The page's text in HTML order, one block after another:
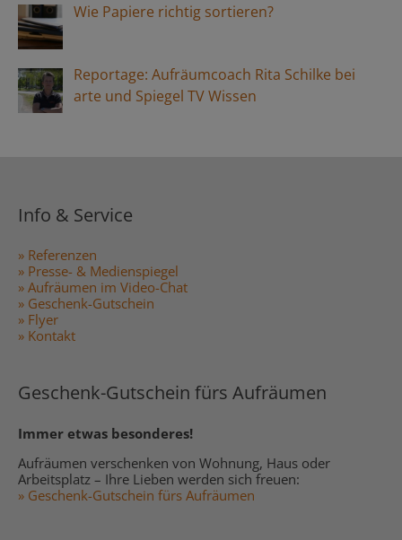
Wie Papiere richtig sortieren?
Reportage: Aufräumcoach Rita Schilke bei
arte und Spiegel TV Wissen
Info & Service
» Referenzen
» Presse- & Medienspiegel
» Aufräumen im Video-Chat
» Geschenk-Gutschein
» Flyer
» Kontakt
Geschenk-Gutschein fürs Aufräumen
Immer etwas besonderes!
Aufräumen verschenken von Wohnung, Haus oder
Arbeitsplatz – Ihre Lieben werden sich freuen:
» Geschenk-Gutschein fürs Aufräumen